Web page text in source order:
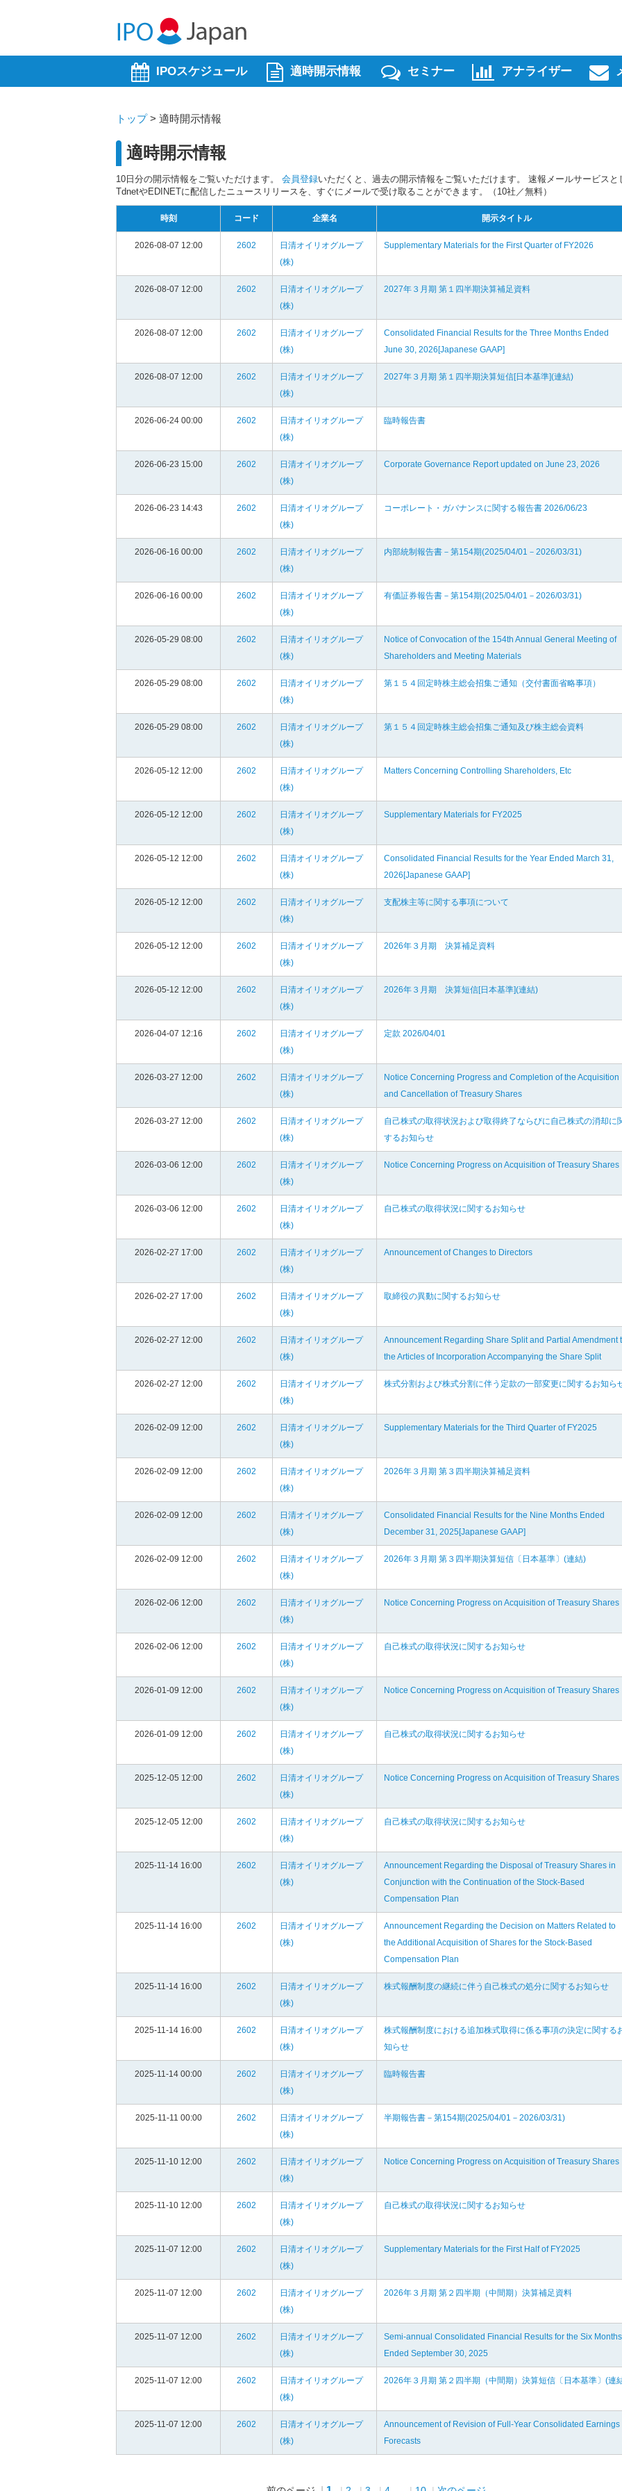
IPOスケジュール 適時開示情報 セミナー アナライザー
トップ> 適時開示情報
適時開示情報
10日分の開示情報をご覧いただけます。 会員登録いただくと、過去の開示情報をご覧いただけます。 速報メールサービスと
TdnetやEDINETに配信したニュースリリースを、すぐにメールで受け取ることができます。（10社／無料）
時刻 コード 企業名 開示タイトル
2026-08-07 12:00 2602
日清オイリオグループ
(株)
Supplementary Materials for the First Quarter of FY2026
2026-08-07 12:00 2602
日清オイリオグループ
(株)
2027年３月期 第１四半期決算補足資料
2026-08-07 12:00 2602
日清オイリオグループ
(株)
Consolidated Financial Results for the Three Months Ended
June 30, 2026[Japanese GAAP]
2026-08-07 12:00 2602
日清オイリオグループ
(株)
2027年３月期 第１四半期決算短信[日本基準](連結)
2026-06-24 00:00 2602
日清オイリオグループ
(株)
臨時報告書
2026-06-23 15:00 2602
日清オイリオグループ
(株)
Corporate Governance Report updated on June 23, 2026
2026-06-23 14:43 2602
日清オイリオグループ
(株)
コーポレート・ガバナンスに関する報告書 2026/06/23
2026-06-16 00:00 2602
日清オイリオグループ
(株)
内部統制報告書－第154期(2025/04/01－2026/03/31)
2026-06-16 00:00 2602
日清オイリオグループ
(株)
有価証券報告書－第154期(2025/04/01－2026/03/31)
2026-05-29 08:00 2602
日清オイリオグループ
(株)
Notice of Convocation of the 154th Annual General Meeting of
Shareholders and Meeting Materials
2026-05-29 08:00 2602
日清オイリオグループ
(株)
第１５４回定時株主総会招集ご通知（交付書面省略事項）
2026-05-29 08:00 2602
日清オイリオグループ
(株)
第１５４回定時株主総会招集ご通知及び株主総会資料
2026-05-12 12:00 2602
日清オイリオグループ
(株)
Matters Concerning Controlling Shareholders, Etc
2026-05-12 12:00 2602
日清オイリオグループ
(株)
Supplementary Materials for FY2025
2026-05-12 12:00 2602
日清オイリオグループ
(株)
Consolidated Financial Results for the Year Ended March 31,
2026[Japanese GAAP]
2026-05-12 12:00 2602
日清オイリオグループ
(株)
支配株主等に関する事項について
2026-05-12 12:00 2602
日清オイリオグループ
(株)
2026年３月期 決算補足資料
2026-05-12 12:00 2602
日清オイリオグループ
(株)
2026年３月期 決算短信[日本基準](連結)
2026-04-07 12:16 2602
日清オイリオグループ
(株)
定款 2026/04/01
2026-03-27 12:00 2602
日清オイリオグループ
(株)
Notice Concerning Progress and Completion of the Acquisition
and Cancellation of Treasury Shares
2026-03-27 12:00 2602
日清オイリオグループ
(株)
自己株式の取得状況および取得終了ならびに自己株式の消却に
するお知らせ
2026-03-06 12:00 2602
日清オイリオグループ
(株)
Notice Concerning Progress on Acquisition of Treasury Shares
2026-03-06 12:00 2602
日清オイリオグループ
(株)
自己株式の取得状況に関するお知らせ
2026-02-27 17:00 2602
日清オイリオグループ
(株)
Announcement of Changes to Directors
2026-02-27 17:00 2602
日清オイリオグループ
(株)
取締役の異動に関するお知らせ
2026-02-27 12:00 2602
日清オイリオグループ
(株)
Announcement Regarding Share Split and Partial Amendment
the Articles of Incorporation Accompanying the Share Split
2026-02-27 12:00 2602
日清オイリオグループ
(株)
株式分割および株式分割に伴う定款の一部変更に関するお知ら
2026-02-09 12:00 2602
日清オイリオグループ
(株)
Supplementary Materials for the Third Quarter of FY2025
2026-02-09 12:00 2602
日清オイリオグループ
(株)
2026年３月期 第３四半期決算補足資料
2026-02-09 12:00 2602
日清オイリオグループ
(株)
Consolidated Financial Results for the Nine Months Ended
December 31, 2025[Japanese GAAP]
2026-02-09 12:00 2602
日清オイリオグループ
(株)
2026年３月期 第３四半期決算短信〔日本基準〕(連結)
2026-02-06 12:00 2602
日清オイリオグループ
(株)
Notice Concerning Progress on Acquisition of Treasury Shares
2026-02-06 12:00 2602
日清オイリオグループ
(株)
自己株式の取得状況に関するお知らせ
2026-01-09 12:00 2602
日清オイリオグループ
(株)
Notice Concerning Progress on Acquisition of Treasury Shares
2026-01-09 12:00 2602
日清オイリオグループ
(株)
自己株式の取得状況に関するお知らせ
2025-12-05 12:00 2602
日清オイリオグループ
(株)
Notice Concerning Progress on Acquisition of Treasury Shares
2025-12-05 12:00 2602
日清オイリオグループ
(株)
自己株式の取得状況に関するお知らせ
2025-11-14 16:00 2602
日清オイリオグループ
(株)
Announcement Regarding the Disposal of Treasury Shares in
Conjunction with the Continuation of the Stock-Based
Compensation Plan
2025-11-14 16:00 2602
日清オイリオグループ
(株)
Announcement Regarding the Decision on Matters Related to
the Additional Acquisition of Shares for the Stock-Based
Compensation Plan
2025-11-14 16:00 2602
日清オイリオグループ
(株)
株式報酬制度の継続に伴う自己株式の処分に関するお知らせ
2025-11-14 16:00 2602
日清オイリオグループ
(株)
株式報酬制度における追加株式取得に係る事項の決定に関する
知らせ
2025-11-14 00:00 2602
日清オイリオグループ
(株)
臨時報告書
2025-11-11 00:00 2602
日清オイリオグループ
(株)
半期報告書－第154期(2025/04/01－2026/03/31)
2025-11-10 12:00 2602
日清オイリオグループ
(株)
Notice Concerning Progress on Acquisition of Treasury Shares
2025-11-10 12:00 2602
日清オイリオグループ
(株)
自己株式の取得状況に関するお知らせ
2025-11-07 12:00 2602
日清オイリオグループ
(株)
Supplementary Materials for the First Half of FY2025
2025-11-07 12:00 2602
日清オイリオグループ
(株)
2026年３月期 第２四半期（中間期）決算補足資料
2025-11-07 12:00 2602
日清オイリオグループ
(株)
Semi-annual Consolidated Financial Results for the Six Months
Ended September 30, 2025
2025-11-07 12:00 2602
日清オイリオグループ
(株)
2026年３月期 第２四半期（中間期）決算短信〔日本基準〕(連
2025-11-07 12:00 2602
日清オイリオグループ
(株)
Announcement of Revision of Full-Year Consolidated Earnings
Forecasts